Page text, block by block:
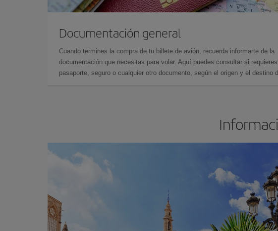
Documentación general
Cuando termines la compra de tu billete de avión, recuerda informarte de la
documentación que necesitas para volar. Aquí puedes consultar si
pasaporte, seguro o cualquier otro documento, según el origen y el destino